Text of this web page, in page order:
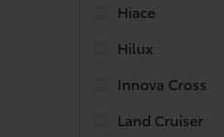
Hiace
Hilux
Innova Cross
Land Cruiser